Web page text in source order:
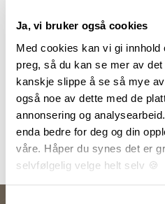
Ja, vi bruker også cookies
Med cookies kan vi gi innhold
preg, så du kan se mer av
kanskje slippe å se så mye
også noe av dette med de
annonsering og
enda bedre for deg og din
våre. Håper du synes det er
selvfølgelig velge helt selv 🍪
Teknisk informasjon
Dokumentasjon
Inspirasjon